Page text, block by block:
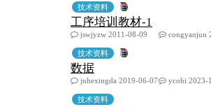
技术资料
工序培训教材-1
jswjyzw 2011-08-09
congyanjun
技术资料
数据
jnhexingda 2019-06-07
ycohi 2023-
技术资料